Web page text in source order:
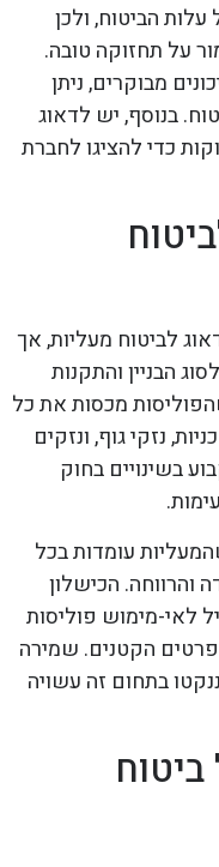
הביטוח, ולכן
על תחזוקה טובה.
מבוקרים, ניתן
בנוסף, יש לדאוג
כדי להציגו לחברת
לביטוח מעליות, אך
הבניין והתקנות
מכסות את כל
נזקי גוף, ונזקים
בשינויים בחוק
עומדות בכל
הכישלון
לאי-מימוש פוליסות
הקטנים. שמירה
בתחום זה עשויה